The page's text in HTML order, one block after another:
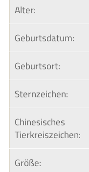
Alter:
Geburtsdatum:
Geburtsort:
Sternzeichen:
Chinesisches
Tierkreiszeichen:
Größe: